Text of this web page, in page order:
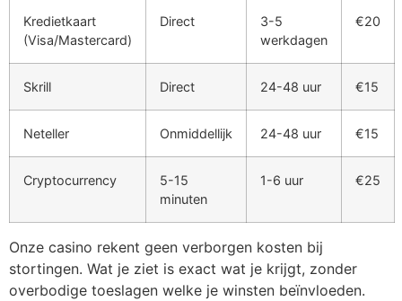
oku
Panel
Panel
Oku
panel
panel
Kredietkaart
(Visa/Mastercard)
Direct
3-5
werkdagen
€20
Skrill Direct 24-48 uur €15
Neteller Onmiddellijk 24-48 uur €15
Cryptocurrency
5-15
minuten
1-6 uur €25
Onze casino rekent geen verborgen kosten bij
stortingen. Wat je ziet is exact wat je krijgt, zonder
overbodige toeslagen welke je winsten beïnvloeden.